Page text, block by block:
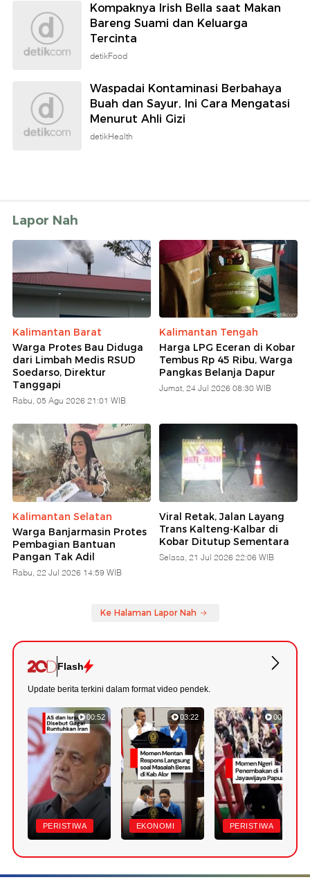
Kompaknya Irish Bella saat Makan
Bareng Suami dan Keluarga
Tercinta
detikFood
Waspadai Kontaminasi Berbahaya
Buah dan Sayur, Ini Cara Mengatasi
Menurut Ahli Gizi
detikHealth
Lapor Nah
Kalimantan Barat
Warga Protes Bau Diduga
dari Limbah Medis RSUD
Soedarso, Direktur
Tanggapi
Rabu, 05 Agu 2026 21:01 WIB
Kalimantan Tengah
Harga LPG Eceran di Kobar
Tembus Rp 45 Ribu, Warga
Pangkas Belanja Dapur
Jumat, 24 Jul 2026 08:30 WIB
Kalimantan Selatan
Warga Banjarmasin Protes
Pembagian Bantuan
Pangan Tak Adil
Rabu, 22 Jul 2026 14:59 WIB
Viral Retak, Jalan Layang
Trans Kalteng-Kalbar di
Kobar Ditutup Sementara
Selasa, 21 Jul 2026 22:06 WIB
Ke Halaman Lapor Nah
Flash
Update berita terkini dalam format video pendek.
00:52
PERISTIWA
03:22
EKONOMI
00:42
PERISTIWA